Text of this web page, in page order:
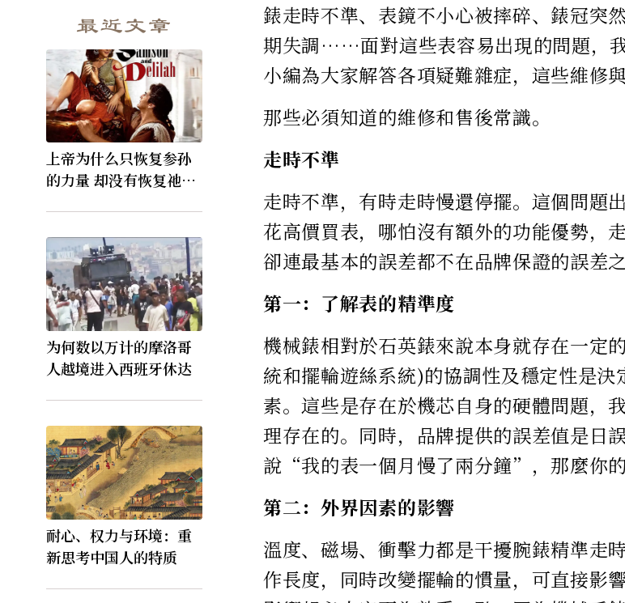
最近文章
上帝为什么只恢复参孙
的力量 却没有恢复祂的
为何数以万计的摩洛哥
人越境进入西班牙休达
耐心、权力与环境：重
新思考中国人的特质
錶走時不準、表鏡不小心被摔碎、錶冠突
期失調……面對這些表容易出現的問題，
小編為大家解答各項疑難雜症，這些維修
那些必須知道的維修和售後常識。
走時不準
走時不準，有時走時慢還停擺。這個問題
花高價買表，哪怕沒有額外的功能優勢，
卻連最基本的誤差都不在品牌保證的誤
第一：了解表的精準度
機械錶相對於石英錶來說本身就存在一定
統和擺輪遊絲系統)的協調性及穩定性是
素。這些是存在於機芯自身的硬體問題，
理存在的。同時，品牌提供的誤差值是日
說“我的表一個月慢了兩分鐘”，那麼你的
第二：外界因素的影響
溫度、磁場、衝擊力都是干擾腕錶精準走
作長度，同時改變擺輪的慣量，可直接影